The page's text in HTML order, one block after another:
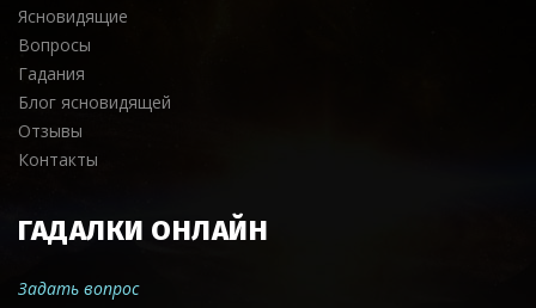
Ясновидящие
Вопросы
Гадания
Блог ясновидящей
Отзывы
Контакты
ГАДАЛКИ ОНЛАЙН
Задать вопрос